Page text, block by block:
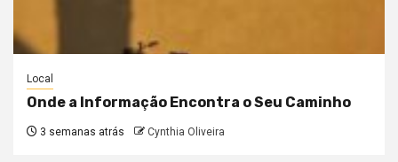
Local
Onde a Informação Encontra o Seu Caminho
3 semanas atrás Cynthia Oliveira